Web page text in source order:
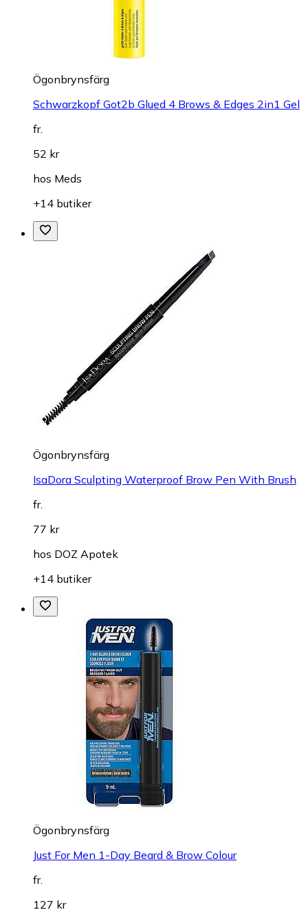
Ögonbrynsfärg
Schwarzkopf Got2b Glued 4 Brows & Edges 2in1 Gel
fr.
52 kr
hos Meds
+14 butiker
Ögonbrynsfärg
IsaDora Sculpting Waterproof Brow Pen With Brush
fr.
77 kr
hos DOZ Apotek
+14 butiker
Ögonbrynsfärg
Just For Men 1-Day Beard & Brow Colour
fr.
127 kr